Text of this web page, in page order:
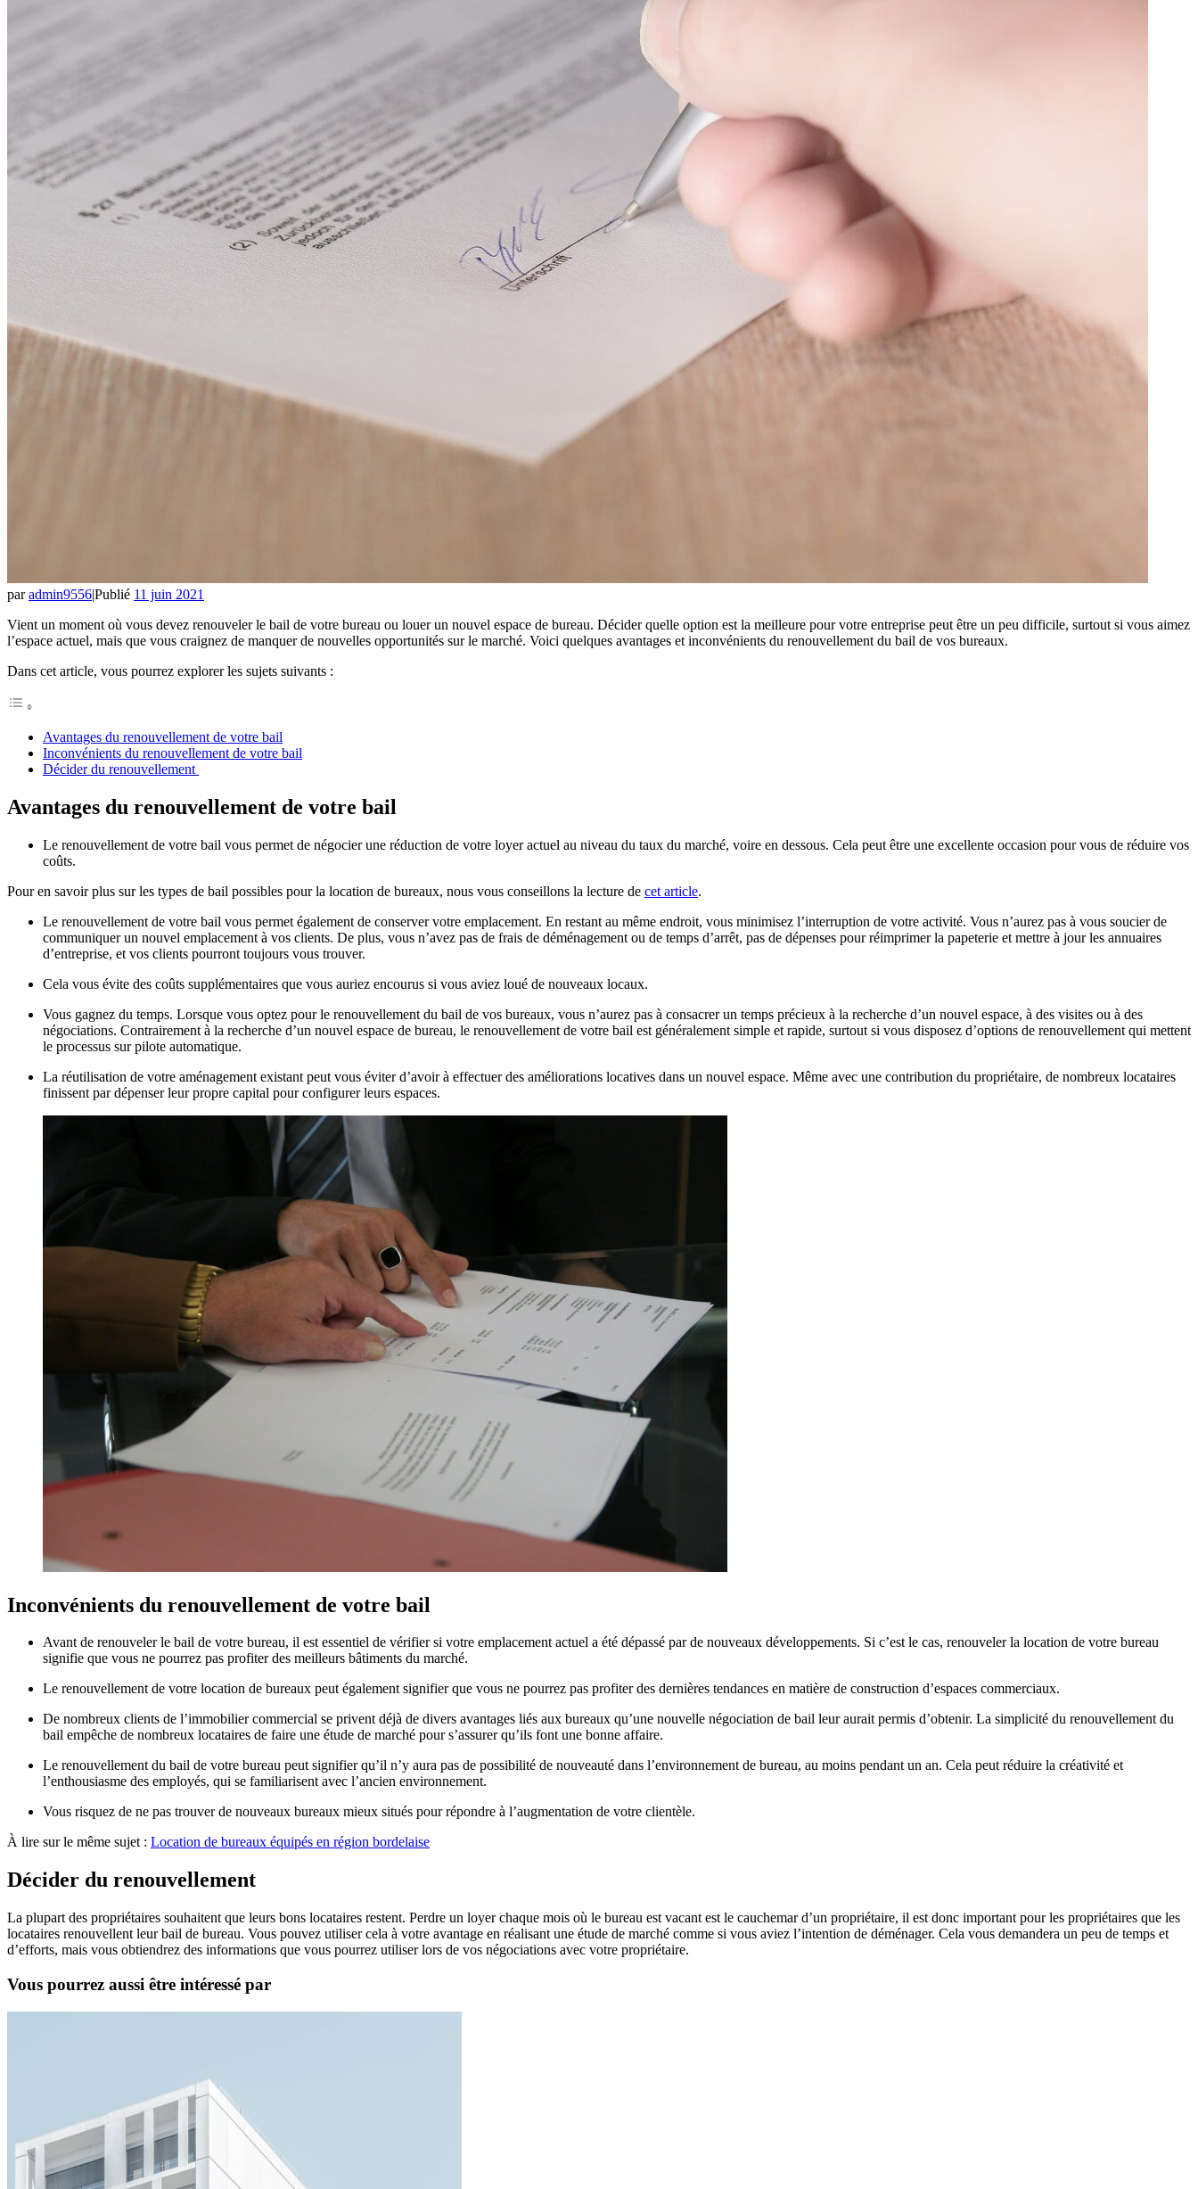
paradmin9556|Publié 11 juin 2021
Vient un moment où vous devez renouveler le bail de votre bureau ou louer un nouvel espace de bureau. Décider quelle option est la meilleure pour votre entreprise peut être un peu difficile, surtout si vous aimez
l’espace actuel, mais que vous craignez de manquer de nouvelles opportunités sur le marché. Voici quelques avantages et inconvénients du renouvellement du bail de vos bureaux.
Dans cet article, vous pourrez explorer les sujets suivants :
Avantages du renouvellement de votre bail
Inconvénients du renouvellement de votre bail
Décider du renouvellement
Avantages du renouvellement de votre bail
Le renouvellement de votre bail vous permet de négocier une réduction de votre loyer actuel au niveau du taux du marché, voire en dessous. Cela peut être une excellente occasion pour vous de réduire vos
coûts.
Pour en savoir plus sur les types de bail possibles pour la location de bureaux, nous vous conseillons la lecture de cet article.
Le renouvellement de votre bail vous permet également de conserver votre emplacement. En restant au même endroit, vous minimisez l’interruption de votre activité. Vous n’aurez pas à vous soucier de
communiquer un nouvel emplacement à vos clients. De plus, vous n’avez pas de frais de déménagement ou de temps d’arrêt, pas de dépenses pour réimprimer la papeterie et mettre à jour les annuaires
d’entreprise, et vos clients pourront toujours vous trouver.
Cela vous évite des coûts supplémentaires que vous auriez encourus si vous aviez loué de nouveaux locaux.
Vous gagnez du temps. Lorsque vous optez pour le renouvellement du bail de vos bureaux, vous n’aurez pas à consacrer un temps précieux à la recherche d’un nouvel espace, à des visites ou à des
négociations. Contrairement à la recherche d’un nouvel espace de bureau, le renouvellement de votre bail est généralement simple et rapide, surtout si vous disposez d’options de renouvellement qui mettent
le processus sur pilote automatique.
La réutilisation de votre aménagement existant peut vous éviter d’avoir à effectuer des améliorations locatives dans un nouvel espace. Même avec une contribution du propriétaire, de nombreux locataires
finissent par dépenser leur propre capital pour configurer leurs espaces.
Inconvénients du renouvellement de votre bail
Avant de renouveler le bail de votre bureau, il est essentiel de vérifier si votre emplacement actuel a été dépassé par de nouveaux développements. Si c’est le cas, renouveler la location de votre bureau
signifie que vous ne pourrez pas profiter des meilleurs bâtiments du marché.
Le renouvellement de votre location de bureaux peut également signifier que vous ne pourrez pas profiter des dernières tendances en matière de construction d’espaces commerciaux.
De nombreux clients de l’immobilier commercial se privent déjà de divers avantages liés aux bureaux qu’une nouvelle négociation de bail leur aurait permis d’obtenir. La simplicité du renouvellement du
bail empêche de nombreux locataires de faire une étude de marché pour s’assurer qu’ils font une bonne affaire.
Le renouvellement du bail de votre bureau peut signifier qu’il n’y aura pas de possibilité de nouveauté dans l’environnement de bureau, au moins pendant un an. Cela peut réduire la créativité et
l’enthousiasme des employés, qui se familiarisent avec l’ancien environnement.
Vous risquez de ne pas trouver de nouveaux bureaux mieux situés pour répondre à l’augmentation de votre clientèle.
À lire sur le même sujet : Location de bureaux équipés en région bordelaise
Décider du renouvellement
La plupart des propriétaires souhaitent que leurs bons locataires restent. Perdre un loyer chaque mois où le bureau est vacant est le cauchemar d’un propriétaire, il est donc important pour les propriétaires que les
locataires renouvellent leur bail de bureau. Vous pouvez utiliser cela à votre avantage en réalisant une étude de marché comme si vous aviez l’intention de déménager. Cela vous demandera un peu de temps et
d’efforts, mais vous obtiendrez des informations que vous pourrez utiliser lors de vos négociations avec votre propriétaire.
Vous pourrez aussi être intéressé par